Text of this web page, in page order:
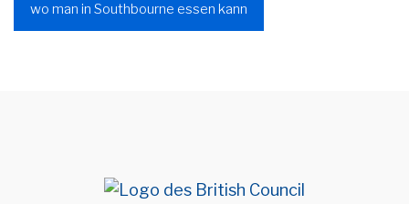
wo man in Southbourne essen kann